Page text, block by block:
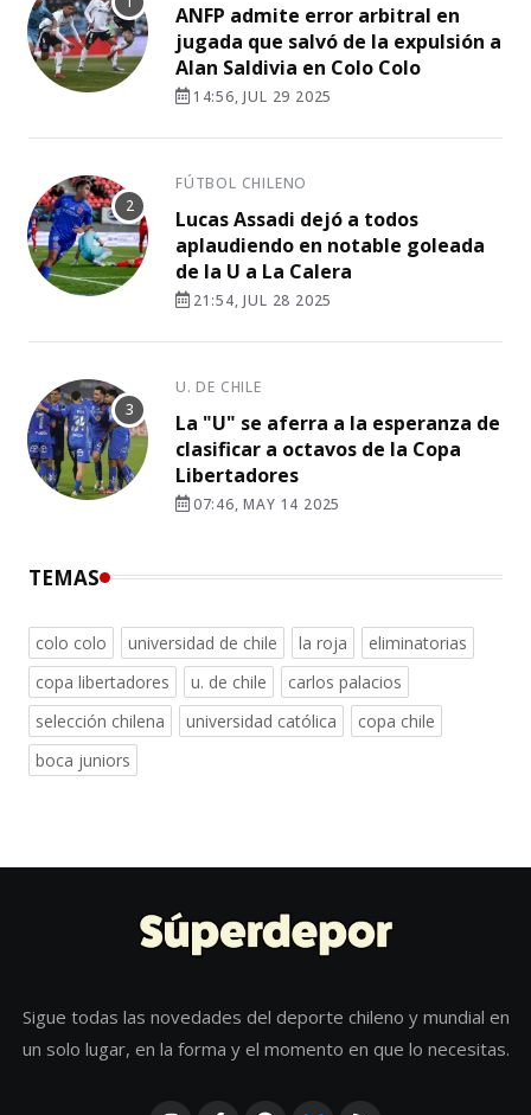
ANFP admite error arbitral en
jugada que salvó de la expulsión a
Alan Saldivia en Colo Colo
14:56, JUL 29 2025
FÚTBOL CHILENO
Lucas Assadi dejó a todos
aplaudiendo en notable goleada
de la U a La Calera
21:54, JUL 28 2025
U. DE CHILE
La "U" se aferra a la esperanza de
clasificar a octavos de la Copa
Libertadores
07:46, MAY 14 2025
TEMAS
colo colo universidad de chile la roja
eliminatorias
copa libertadores
u. de chile
carlos palacios
selección chilena
universidad católica
copa chile
boca juniors
Sigue todas las novedades del deporte chileno y mundial en
un solo lugar, en la forma y el momento en que lo necesitas.